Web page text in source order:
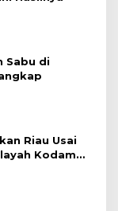
Sabu di
Riau Usai
Kodam